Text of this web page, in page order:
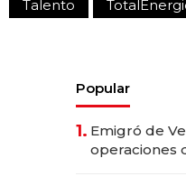
Talento
Popular
1. Emigró de
operaciones